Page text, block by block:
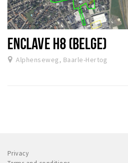
ENCLAVE H8 (BELGE)
Alphenseweg, Baarle-Hertog
Privacy